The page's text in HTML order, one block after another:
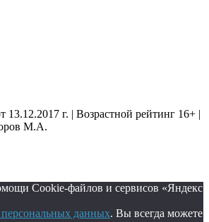
г. | Возрастной рейтинг 16+ |
М.А.
Cookie-файлов и сервисов «Яндекс
персональных данных. Вы всегда можете